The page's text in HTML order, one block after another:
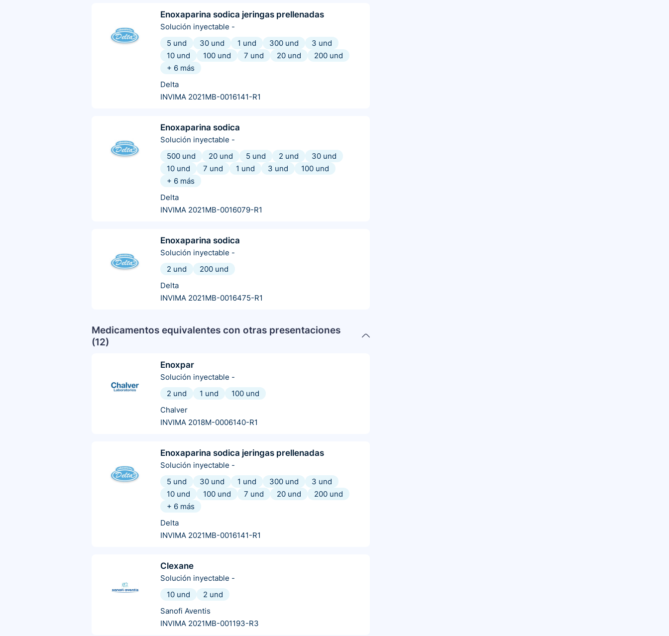
Enoxaparina sodica jeringas prellenadas
Solución inyectable -
5 und
30 und 1 und 300 und
3 und
10 und
100 und 7 und 20 und
200 und
+ 6 más
Delta
INVIMA 2021MB-0016141-R1
Enoxaparina sodica
Solución inyectable -
500 und
20 und 5 und 2 und
30 und
10 und
7 und 1 und 3 und
100 und
+ 6 más
Delta
INVIMA 2021MB-0016079-R1
Enoxaparina sodica
Solución inyectable -
2 und
200 und
Delta
INVIMA 2021MB-0016475-R1
Medicamentos equivalentes con otras presentaciones
(12)
Enoxpar
Solución inyectable -
2 und
1 und
100 und
Chalver
INVIMA 2018M-0006140-R1
Enoxaparina sodica jeringas prellenadas
Solución inyectable -
5 und
30 und 1 und 300 und
3 und
10 und
100 und 7 und 20 und
200 und
+ 6 más
Delta
INVIMA 2021MB-0016141-R1
Clexane
Solución inyectable -
10 und
2 und
Sanofi Aventis
INVIMA 2021MB-001193-R3